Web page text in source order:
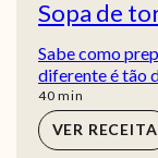
Sopa de
Sabe como
diferente é tão
40min
min
VER RECEITA